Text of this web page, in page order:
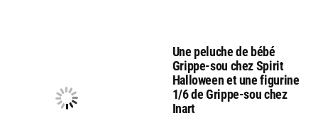
Une peluche de bébé
Grippe-sou chez Spirit
Halloween et une figurine
1/6 de Grippe-sou chez
Inart